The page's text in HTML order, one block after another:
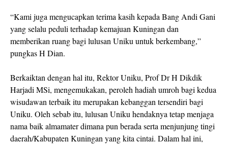
“Kami juga mengucapkan terima kasih kepada Bang Andi Gani
yang selalu peduli terhadap kemajuan Kuningan dan
memberikan ruang bagi lulusan Uniku untuk berkembang,”
pungkas H Dian.
Berkaiktan dengan hal itu, Rektor Uniku, Prof Dr H Dikdik
Harjadi MSi, mengemukakan, peroleh hadiah umroh bagi kedua
wisudawan terbaik itu merupakan kebanggan tersendiri bagi
Uniku. Oleh sebab itu, lulusan Uniku hendaknya tetap menjaga
nama baik almamater dimana pun berada serta menjunjung tingi
daerah/Kabupaten Kuningan yang kita cintai. Dalam hal ini,